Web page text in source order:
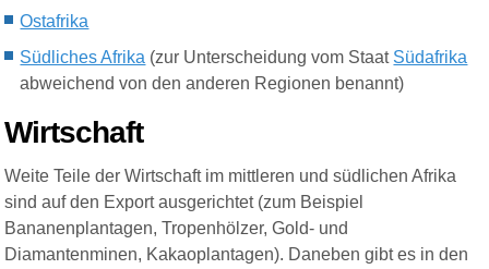
Ostafrika
Südliches Afrika (zur Unterscheidung vom Staat Südafrika
abweichend von den anderen Regionen benannt)
Wirtschaft
Weite Teile der Wirtschaft im mittleren und südlichen Afrika
sind auf den Export ausgerichtet (zum Beispiel
Bananenplantagen, Tropenhölzer, Gold- und
Diamantenminen, Kakaoplantagen). Daneben gibt es in den